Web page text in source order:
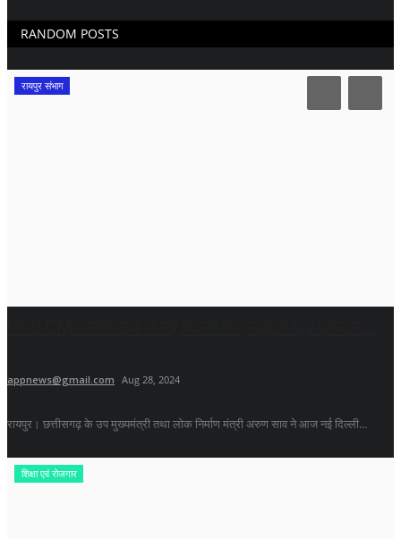
RANDOM POSTS
रायपुर संभाग
appnews@gmail.com Aug 28, 2024
रायपुर। छत्तीसगढ़ के उप मुख्यमंत्री तथा लोक निर्माण मंत्री अरुण साव ने आज नई दिल्ली...
शिक्षा एवं रोजगार